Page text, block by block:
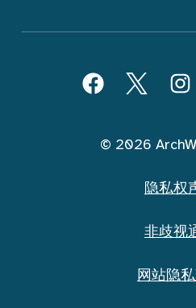
FacebookTwitter
© 2026
隐私权
非歧视
网站隐